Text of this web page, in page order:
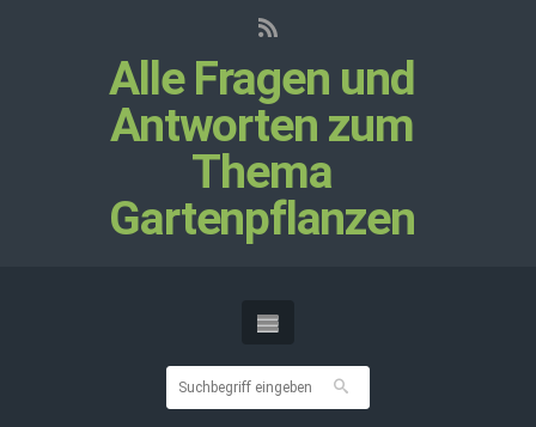
Alle Fragen und
Antworten zum
Thema
Gartenpflanzen